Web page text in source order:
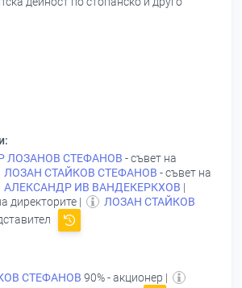
ЛОЗАНОВ СТЕФАНОВ - съвет на
ЛОЗАН СТАЙКОВ СТЕФАНОВ - съвет на
АЛЕКСАНДР ИВ ВАНДЕКЕРКХОВ |
директорите |
ЛОЗАН СТАЙКОВ
СТЕФАНОВ 90% - акционер |